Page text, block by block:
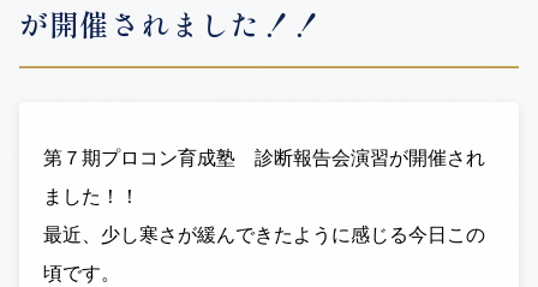
が開催されました！！
第７期プロコン育成塾 診断報告会演習が開催され
ました！！
最近、少し寒さが緩んできたように感じる今日この
頃です。